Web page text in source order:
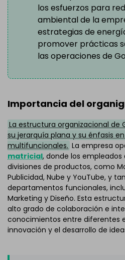
los esfuerzos para
ambiental de la
estrategias de
promover prácticas
las operaciones de
Importancia del
La estructura organizacional de
su jerarquía plana y su énfasis
multifuncionales. La empresa
matricial, donde los
divisiones de productos, como
Publicidad, Nube y YouTube, y
departamentos funcionales,
Marketing y Diseño. Esta
alto grado de colaboración e
conocimientos entre diferentes
innovación y el desarrollo de